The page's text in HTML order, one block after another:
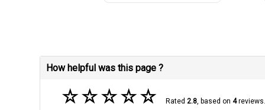
How helpful was this page ?
☆☆☆☆☆ Rated 2.8, based on 4reviews.